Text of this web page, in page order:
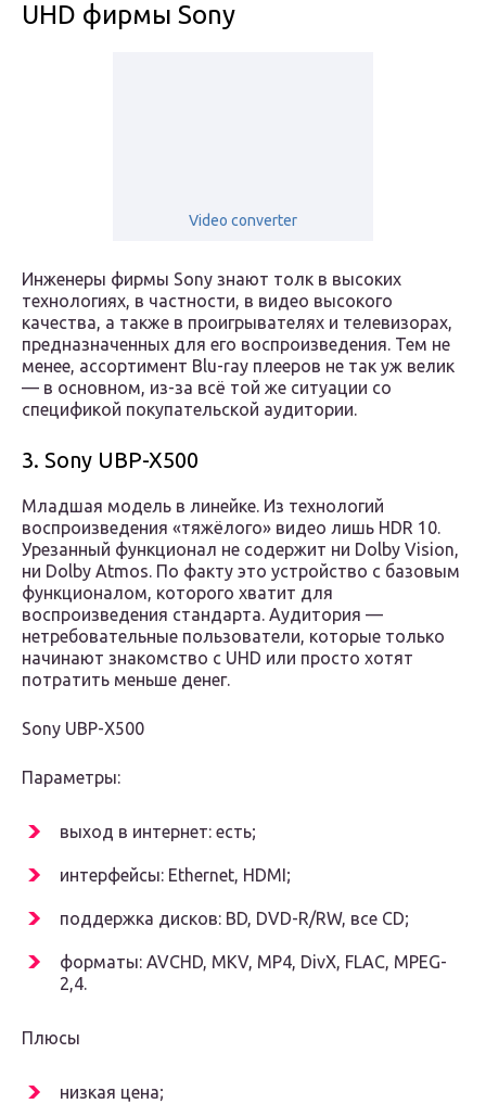
UHD фирмы Sony
Video converter
Инженеры фирмы Sony знают толк в высоких
технологиях, в частности, в видео высокого
качества, а также в проигрывателях и телевизорах,
предназначенных для его воспроизведения. Тем не
менее, ассортимент Blu-ray плееров не так уж велик
— в основном, из-за всё той же ситуации со
спецификой покупательской аудитории.
3. Sony UBP-X500
Младшая модель в линейке. Из технологий
воспроизведения «тяжёлого» видео лишь HDR 10.
Урезанный функционал не содержит ни Dolby Vision,
ни Dolby Atmos. По факту это устройство с базовым
функционалом, которого хватит для
воспроизведения стандарта. Аудитория —
нетребовательные пользователи, которые только
начинают знакомство с UHD или просто хотят
потратить меньше денег.
Sony UBP-X500
Параметры:
выход в интернет: есть;
интерфейсы: Ethernet, HDMI;
поддержка дисков: BD, DVD-R/RW, все CD;
форматы: AVCHD, MKV, MP4, DivX, FLAC, MPEG-
2,4.
Плюсы
низкая цена;